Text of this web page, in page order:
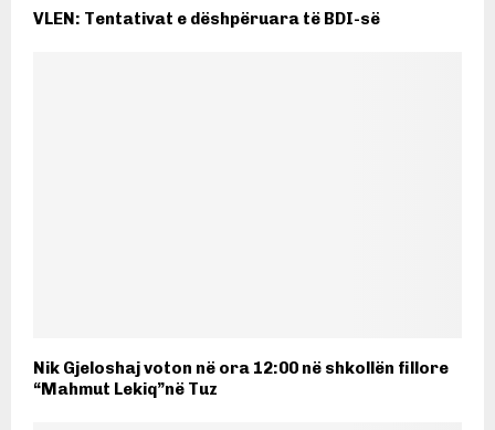
VLEN: Tentativat e dëshpëruara të BDI-së
Nik Gjeloshaj voton në ora 12:00 në shkollën fillore
“Mahmut Lekiq”në Tuz